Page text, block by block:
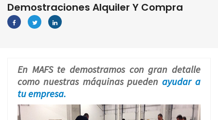
Demostraciones Alquiler Y Compra
En MAFS te demostramos con gran detalle
como nuestras máquinas pueden ayudar a
tu empresa.